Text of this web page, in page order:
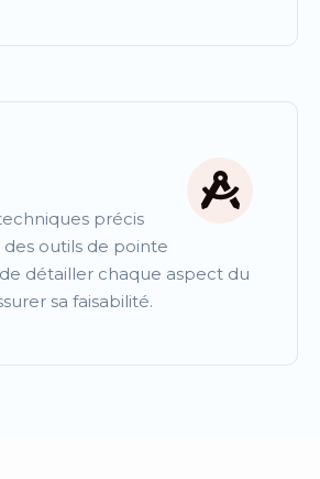
précis
des outils de pointe
détailler chaque aspect du
sa faisabilité.